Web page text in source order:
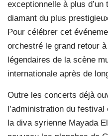
exceptionnelle à plus
diamant du plus
Pour célébrer cet
orchestré le grand retour
légendaires de la scène
internationale après de
Outre les concerts déjà
l’administration du
la diva syrienne Mayada